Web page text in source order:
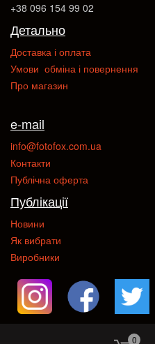
0
+38 096 154 99 02
Детально
Доставка і оплата
Умови обміна і повернення
Про магазин
e-mail
info@fotofox.com.ua
Контакти
Публічна оферта
Публікації
Новини
Як вибрати
Виробники